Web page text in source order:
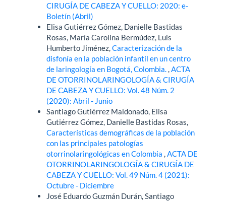
CIRUGÍA DE CABEZA Y CUELLO: 2020: e-
Boletín (Abril)
Elisa Gutiérrez Gómez, Danielle Bastidas
Rosas, María Carolina Bermúdez, Luis
Humberto Jiménez,Caracterización de la
disfonía en la población infantil en un centro
de laringología en Bogotá, Colombia.,ACTA
DE OTORRINOLARINGOLOGÍA & CIRUGÍA
DE CABEZA Y CUELLO: Vol. 48 Núm. 2
(2020): Abril - Junio
Santiago Gutiérrez Maldonado, Elisa
Gutiérrez Gómez, Danielle Bastidas Rosas,
Características demográficas de la población
con las principales patologías
otorrinolaringológicas en Colombia,ACTA DE
OTORRINOLARINGOLOGÍA & CIRUGÍA DE
CABEZA Y CUELLO: Vol. 49 Núm. 4 (2021):
Octubre - Diciembre
José Eduardo Guzmán Durán, Santiago